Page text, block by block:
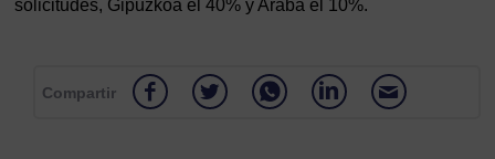
solicitudes, Gipuzkoa el 40% y Araba el 10%.
Compartir